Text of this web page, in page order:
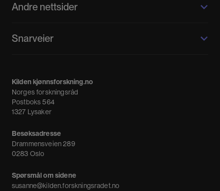
Andre nettsider
Kvinnehistorie.no
Snarveier
Nyheter
Nyhetsbrev
Kilden kjønnsforskning.no
Norges forskningsråd
Postboks 564
1327 Lysaker
Besøksadresse
Drammensveien 289
0283 Oslo
Spørsmål om sidene
susanne@kilden.forskningsradet.no